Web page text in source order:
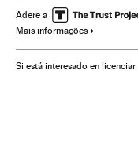
Adere a
Mais informações
Si está interesado en